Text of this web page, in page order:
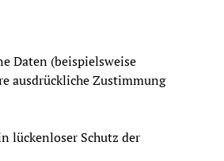
Daten (beispielsweise
ausdrückliche Zustimmung
lückenloser Schutz der